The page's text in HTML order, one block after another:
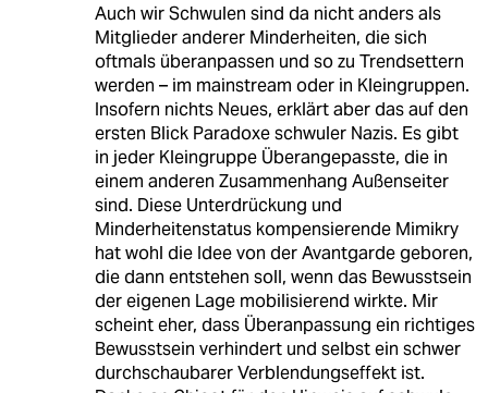
Auch wir Schwulen sind da nicht anders als
Mitglieder anderer Minderheiten, die sich
oftmals überanpassen und so zu Trendsettern
werden – im mainstream oder in Kleingruppen.
Insofern nichts Neues, erklärt aber das auf den
ersten Blick Paradoxe schwuler Nazis. Es gibt
in jeder Kleingruppe Überangepasste, die in
einem anderen Zusammenhang Außenseiter
sind. Diese Unterdrückung und
Minderheitenstatus kompensierende Mimikry
hat wohl die Idee von der Avantgarde geboren,
die dann entstehen soll, wenn das Bewusstsein
der eigenen Lage mobilisierend wirkte. Mir
scheint eher, dass Überanpassung ein richtiges
Bewusstsein verhindert und selbst ein schwer
durchschaubarer Verblendungseffekt ist.